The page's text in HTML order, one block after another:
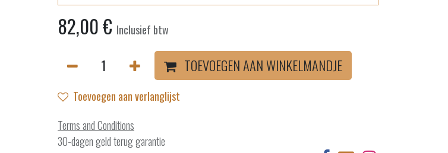
82,00€ Inclusief btw
TOEVOEGEN AAN WINKELMANDJE
Toevoegen aan verlanglijst
Terms and Conditions
30-dagen geld terug garantie